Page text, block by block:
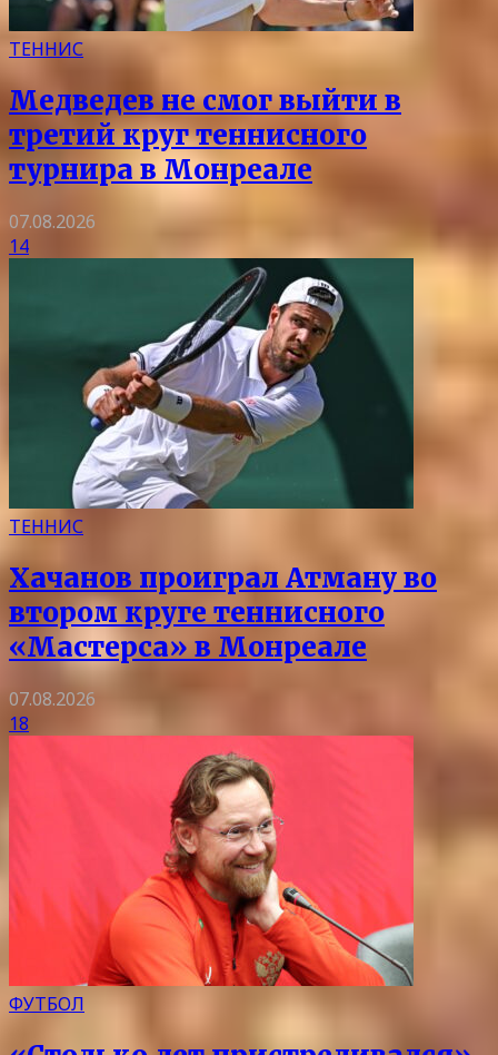
ТЕННИС
Медведев не смог выйти в
третий круг теннисного
турнира в Монреале
07.08.2026
14
ТЕННИС
Хачанов проиграл Атману во
втором круге теннисного
«Мастерса» в Монреале
07.08.2026
18
ФУТБОЛ